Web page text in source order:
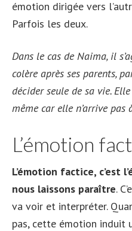
émotion dirigée vers
Parfois les deux.
Dans le cas de Naima, il
colère après ses parents,
décider seule de sa vie.
même car elle n’arrive pas
L’émotion
L’émotion factice, c’est
nous laissons paraître.
va voir et interpréter.
pas, cette émotion induit